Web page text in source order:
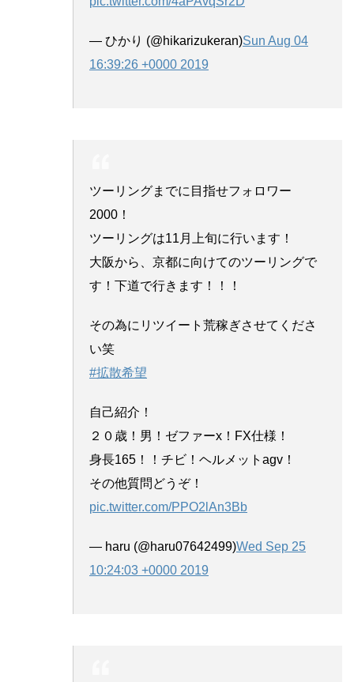
— ひかり (@hikarizukeran)Sun Aug 04
16:39:26 +0000 2019
ツーリングまでに目指せフォロワー
2000！
ツーリングは11月上旬に行います！
大阪から、京都に向けてのツーリングで
す！下道で行きます！！！
その為にリツイート荒稼ぎさせてくださ
い笑
#拡散希望
自己紹介！
２０歳！男！ゼファーx！FX仕様！
身長165！！チビ！ヘルメットagv！
その他質問どうぞ！
pic.twitter.com/PPO2lAn3Bb
— haru (@haru07642499)Wed Sep 25
10:24:03 +0000 2019